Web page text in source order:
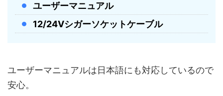
ユーザーマニュアル
12/24Vシガーソケットケーブル
ユーザーマニュアルは日本語にも対応しているので
安心。